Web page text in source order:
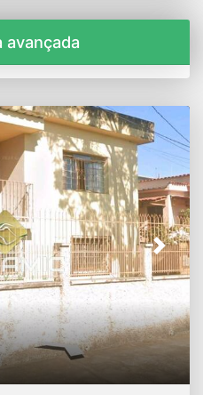
avançada
Next